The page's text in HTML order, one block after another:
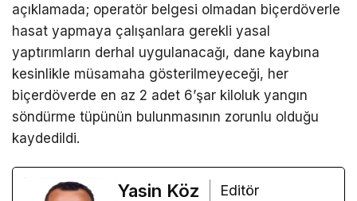
açıklamada; operatör belgesi olmadan biçerdöverle
hasat yapmaya çalışanlara gerekli yasal
yaptırımların derhal uygulanacağı, dane kaybına
kesinlikle müsamaha gösterilmeyeceği, her
biçerdöverde en az 2 adet 6’şar kiloluk yangın
söndürme tüpünün bulunmasının zorunlu olduğu
kaydedildi.
Yasin Köz Editör